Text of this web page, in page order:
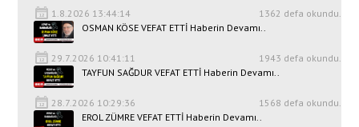
1.8.2026 13:44:14
1362 defa okundu.
OSMAN KÖSE VEFAT ETTİ Haberin Devamı..
29.7.2026 10:41:11
1943 defa okundu.
TAYFUN SAĞDUR VEFAT ETTİ Haberin Devamı..
28.7.2026 10:29:36
1568 defa okundu.
EROL ZÜMRE VEFAT ETTİ Haberin Devamı..